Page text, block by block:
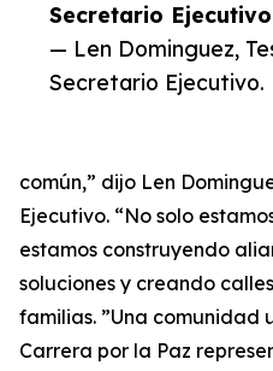
Secretario
— Len Dominguez,
Secretario Ejecutivo.
común,” dijo Len
Ejecutivo. “No solo
estamos construyendo
soluciones y creando
familias. ”Una comunidad
Carrera por la Paz